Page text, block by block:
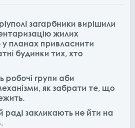
загарбники вирішили
жилих
планах привласнити
будинки тих, хто
робочі групи аби
як забрати те, що
раді закликають не йти на